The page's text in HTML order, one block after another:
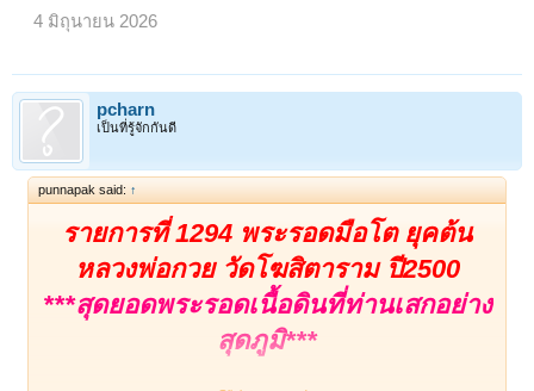
4 มิถุนายน 2026
pcharn
เป็นที่รู้จักกันดี
punnapak said: ↑
รายการที่ 1294 พระรอดมือโต ยุคต้น
หลวงพ่อกวย วัดโฆสิตาราม ปี2500
***สุดยอดพระรอดเนื้อดินที่ท่านเสกอย่าง
สุดภูมิ***